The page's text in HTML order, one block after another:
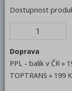
Trouby
Šokery
Mycí
Dostupnost
Doprava
PPL - balík v ČR
TOPTRANS
199